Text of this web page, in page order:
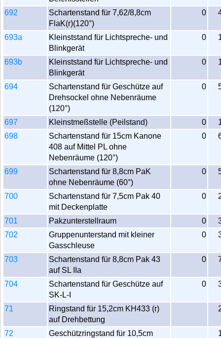
692
Schartenstand für 7,62/8,8cm
FlaK(r)(120°)
0
693a
Kleinststand für Lichtspreche- und
Blinkgerät
0
693b
Kleinststand für Lichtspreche- und
Blinkgerät
0
694
Schartenstand für Geschütze auf
Drehsockel ohne Nebenräume
(120°)
0
697 Kleinstmeßstelle (Peilstand) 0
698
Schartenstand für 15cm Kanone
408 auf Mittel PL ohne
Nebenräume (120°)
0
699
Schartenstand für 8,8cm PaK
ohne Nebenräume (60°)
0
700
Schartenstand für 7,5cm Pak 40
mit Deckenplatte
0
701 Pakzunterstellraum 0
702
Gruppenunterstand mit kleiner
Gasschleuse
0
703
Schartenstand für 8,8cm Pak 43
auf SL IIa
0
704
Schartenstand für Geschütze auf
SK-L-I
0
71
Ringstand für 15,2cm KH433 (r)
auf Drehbettung
72
Geschützringstand für 10,5cm